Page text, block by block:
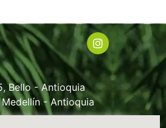
Bello - Antioquia
- Antioquia